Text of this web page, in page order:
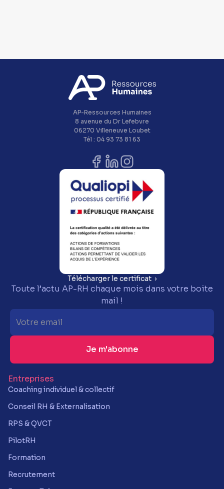
AP-Ressources Humaines
8 avenue du Dr Lefebvre
06270 Villeneuve Loubet
Tél : 04 93 73 81 63
Télécharger le certificat ›
Toute l’actu AP-RH chaque mois dans votre boite
mail !
Entreprises
Coaching individuel & collectif
Conseil RH & Externalisation
RPS & QVCT
PilotRH
Formation
Recrutement